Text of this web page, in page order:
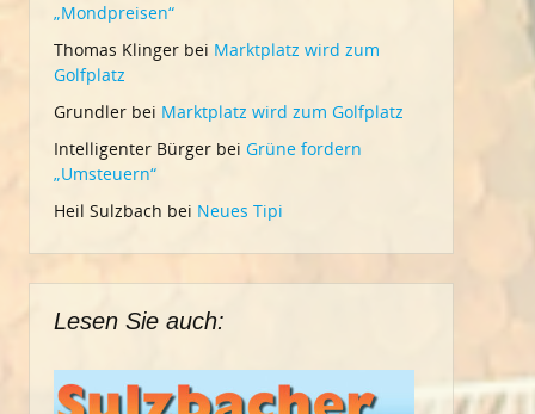
„Mondpreisen“
Thomas Klinger bei Marktplatz wird zum
Golfplatz
Grundler bei Marktplatz wird zum Golfplatz
Intelligenter Bürger bei Grüne fordern
„Umsteuern“
Heil Sulzbach bei Neues Tipi
Lesen Sie auch: